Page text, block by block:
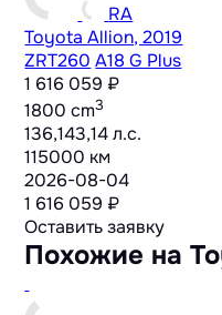
RA
Toyota Allion, 2019
ZRT260 A18 G Plus
1 616 059 ₽
1800 cm3
136,143,14 л.с.
115000 км
2026-08-04
1 616 059 ₽
Оставить заявку
Похожие на